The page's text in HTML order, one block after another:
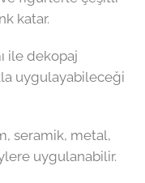
katar.
ile dekopaj
uygulayabileceği
seramik, metal,
uygulanabilir.